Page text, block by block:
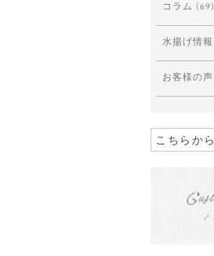
コラム (69)
水揚げ情報
お客様の声